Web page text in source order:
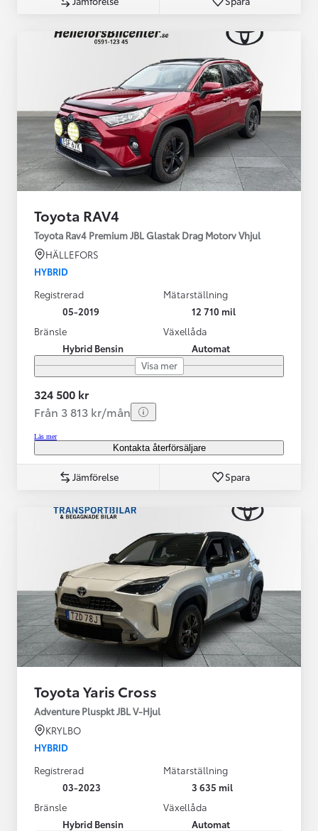
Toyota RAV4
Toyota Rav4 Premium JBL Glastak Drag Motorv Vhjul
HÄLLEFORS
HYBRID
Registrerad
05-2019
Mätarställning
12 710 mil
Bränsle
Hybrid Bensin
Växellåda
Automat
Visa mer
324 500 kr
Från 3 813 kr/mån
Läs mer
Kontakta återförsäljare
Jämförelse Spara
Toyota Yaris Cross
Adventure Pluspkt JBL V-Hjul
KRYLBO
HYBRID
Registrerad
03-2023
Mätarställning
3 635 mil
Bränsle
Hybrid Bensin
Växellåda
Automat